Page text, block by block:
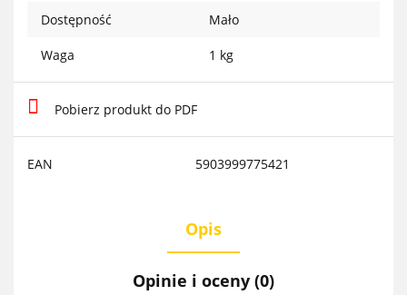
Dostępność Mało
Waga 1 kg
Pobierz produkt do PDF
EAN 5903999775421
Opis
Opinie i oceny (0)